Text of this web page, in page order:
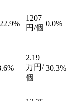
1207
円/個 0.0%
2.19
万円/
個
30.3%